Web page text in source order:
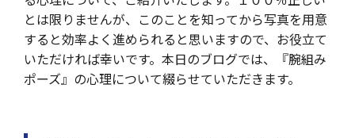
とは限りませんが、このことを知ってから写真を用意
すると効率よく進められると思いますので、お役立て
いただければ幸いです。本日のブログでは、『腕組み
ポーズ』の心理について綴らせていただきます。